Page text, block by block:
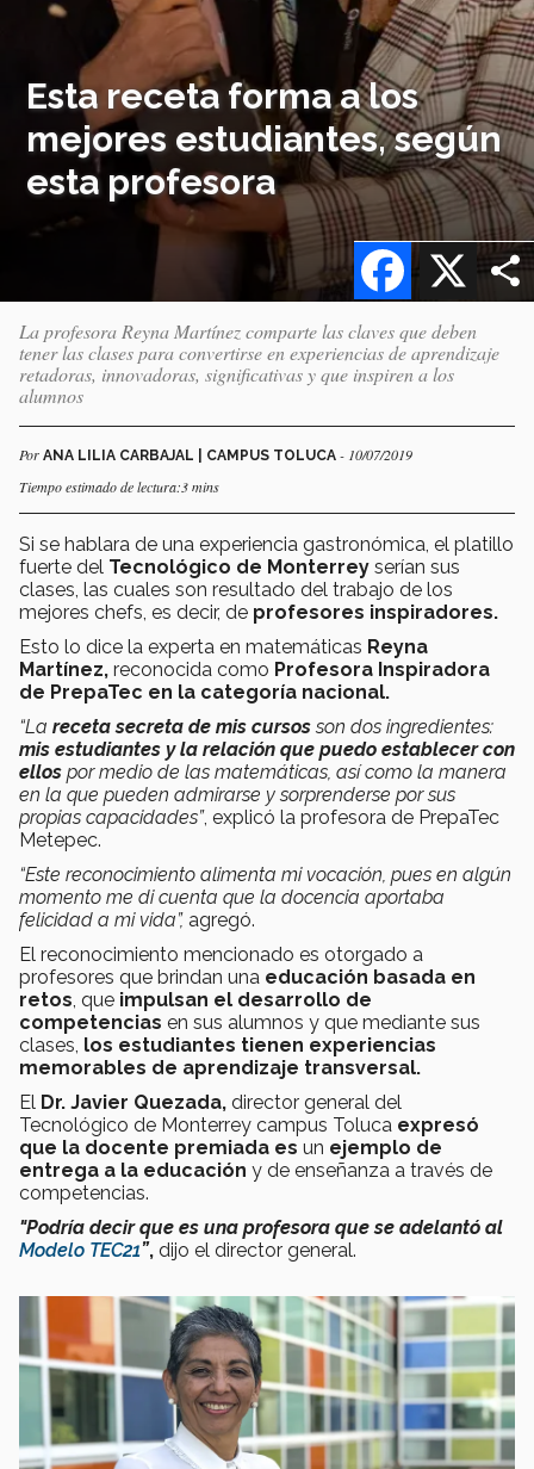
Esta receta forma a los
mejores estudiantes, según
esta profesora
X
Facebook
La profesora Reyna Martínez comparte las claves que deben
tener las clases para convertirse en experiencias de aprendizaje
retadoras, innovadoras, significativas y que inspiren a los
alumnos
Por ANA LILIA CARBAJAL | CAMPUS TOLUCA - 10/07/2019
Tiempo estimado de lectura:3 mins
Si se hablara de una experiencia gastronómica, el platillo
fuerte del Tecnológico de Monterrey serían sus
clases, las cuales son resultado del trabajo de los
mejores chefs, es decir, de profesores inspiradores.
Esto lo dice la experta en matemáticas Reyna
Martínez, reconocida como Profesora Inspiradora
de PrepaTec en la categoría nacional.
“La receta secreta de mis cursosson dos ingredientes:
mis estudiantes y la relación que puedo establecer con
ellos por medio de las matemáticas, así como la manera
en la que pueden admirarse y sorprenderse por sus
propias capacidades”, explicó la profesora de PrepaTec
Metepec.
“Este reconocimiento alimenta mi vocación, pues en algún
momento me di cuenta que la docencia aportaba
felicidad a mi vida”, agregó.
El reconocimiento mencionado es otorgado a
profesores que brindan una educación basada en
retos , que impulsan el desarrollo de
competencias en sus alumnos y que mediante sus
clases, los estudiantes tienen experiencias
memorables de aprendizaje transversal.
El Dr. Javier Quezada, director general del
Tecnológico de Monterrey campus Toluca expresó
que la docente premiada es un ejemplo de
entrega a la educación y de enseñanza a través de
competencias.
"Podría decir que es una profesora que se adelantó al
Modelo TEC21”, dijo el director general.